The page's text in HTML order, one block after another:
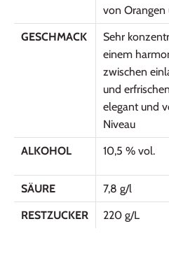
von Orangen
GESCHMACK
Sehr
einem
zwischen
und
elegant und
Niveau
ALKOHOL
10,5 % vol.
SÄURE
7,8 g/l
RESTZUCKER
220 g/L